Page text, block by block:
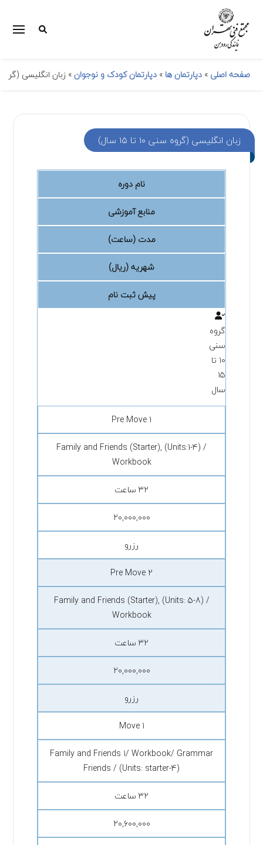
صفحه اصلی » دپارتمان ها » دپارتمان کودک و نوجوان» زبان انگلیسی (گروه سنی ۱۰
زبان انگلیسی (گروه سنی ۱۰ تا ۱۵ سال)
نام دوره
منابع آموزشی
مدت (ساعت)
شهریه (ریال)
پیش ثبت نام
گروه
سنی
۱۰ تا
۱۵
سال
Pre Move 1
Family and Friends (Starter), (Units:1-4) /
Workbook
۳۲ ساعت
۲۰,۰۰۰,۰۰۰
رزرو
Pre Move 2
Family and Friends (Starter), (Units: 5-8) /
Workbook
۳۲ ساعت
۲۰,۰۰۰,۰۰۰
رزرو
Move 1
Family and Friends 1/ Workbook/ Grammar
Friends / (Units: starter-4)
۳۲ ساعت
۲۰,۶۰۰,۰۰۰